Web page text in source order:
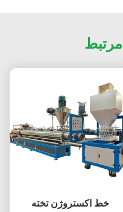
خط اکستروژن تخته